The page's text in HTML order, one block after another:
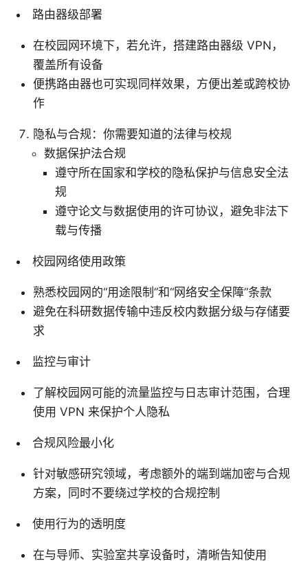
路由器级部署
在校园网环境下，若允许，搭建路由器级 VPN，
覆盖所有设备
便携路由器也可实现同样效果，方便出差或跨校协
作
隐私与合规：你需要知道的法律与校规
数据保护法合规
遵守所在国家和学校的隐私保护与信息安全法
规
遵守论文与数据使用的许可协议，避免非法下
载与传播
校园网络使用政策
熟悉校园网的“用途限制”和“网络安全保障”条款
避免在科研数据传输中违反校内数据分级与存储要
求
监控与审计
了解校园网可能的流量监控与日志审计范围，合理
使用 VPN 来保护个人隐私
合规风险最小化
针对敏感研究领域，考虑额外的端到端加密与合规
方案，同时不要绕过学校的合规控制
使用行为的透明度
在与导师、实验室共享设备时，清晰告知使用